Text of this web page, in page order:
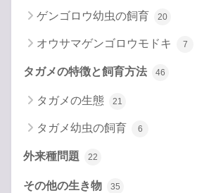
ゲンゴロウ幼虫の飼育 20
オウサマゲンゴロウモドキ 7
タガメの特徴と飼育方法 46
タガメの生態 21
タガメ幼虫の飼育 6
外来種問題 22
その他の生き物 35